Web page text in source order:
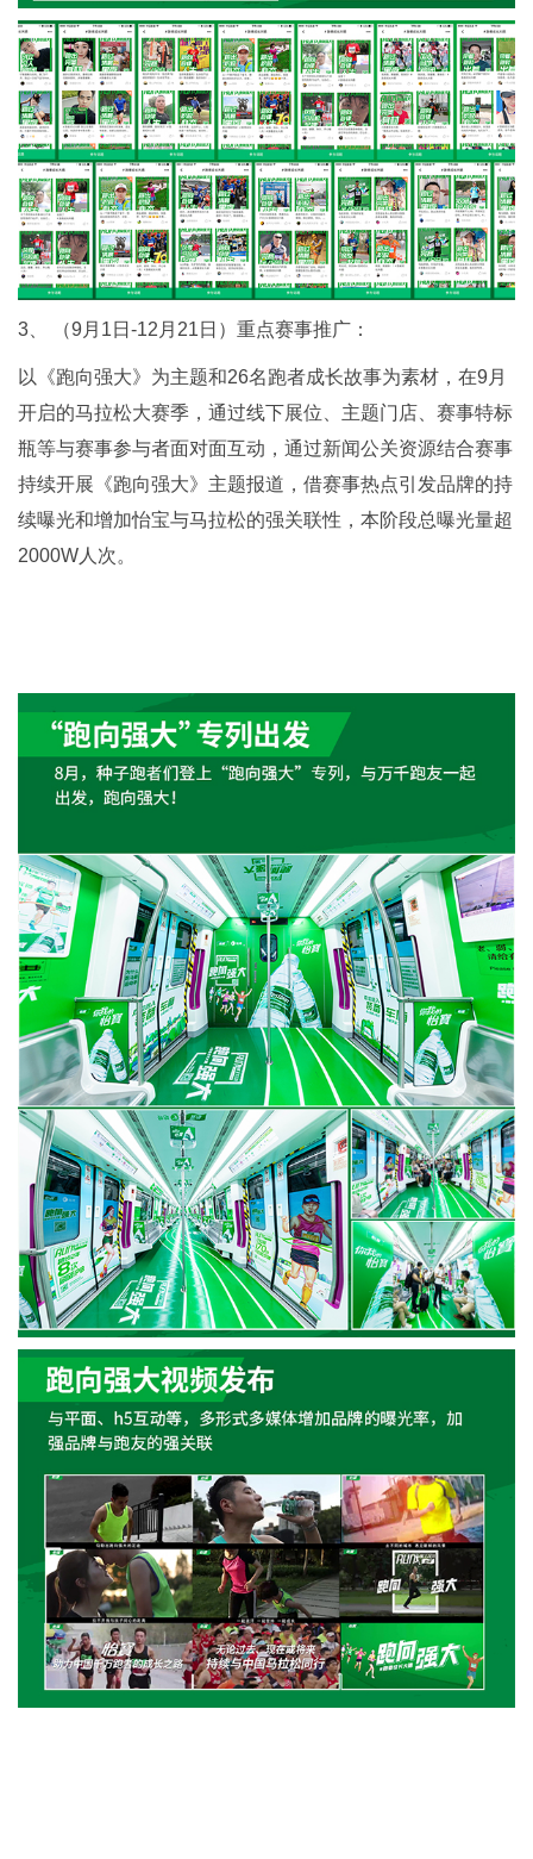
3、 （9月1日-12月21日）重点赛事推广：
以《跑向强大》为主题和26名跑者成长故事为素材，在9月
开启的马拉松大赛季，通过线下展位、主题门店、赛事特标
瓶等与赛事参与者面对面互动，通过新闻公关资源结合赛事
持续开展《跑向强大》主题报道，借赛事热点引发品牌的持
续曝光和增加怡宝与马拉松的强关联性，本阶段总曝光量超
2000W人次。